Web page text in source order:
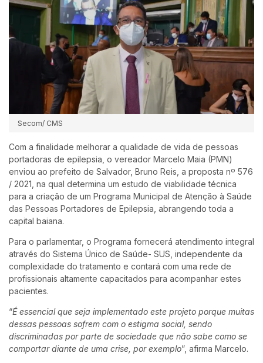
Secom/ CMS
Com a finalidade melhorar a qualidade de vida de pessoas
portadoras de epilepsia, o vereador Marcelo Maia (PMN)
enviou ao prefeito de Salvador, Bruno Reis, a proposta nº 576
/ 2021, na qual determina um estudo de viabilidade técnica
para a criação de um Programa Municipal de Atenção à Saúde
das Pessoas Portadores de Epilepsia, abrangendo toda a
capital baiana.
Para o parlamentar, o Programa fornecerá atendimento integral
através do Sistema Único de Saúde- SUS, independente da
complexidade do tratamento e contará com uma rede de
profissionais altamente capacitados para acompanhar estes
pacientes.
“É essencial que seja implementado este projeto porque muitas
dessas pessoas sofrem com o estigma social, sendo
discriminadas por parte de sociedade que não sabe como se
comportar diante de uma crise, por exemplo”, afirma Marcelo.